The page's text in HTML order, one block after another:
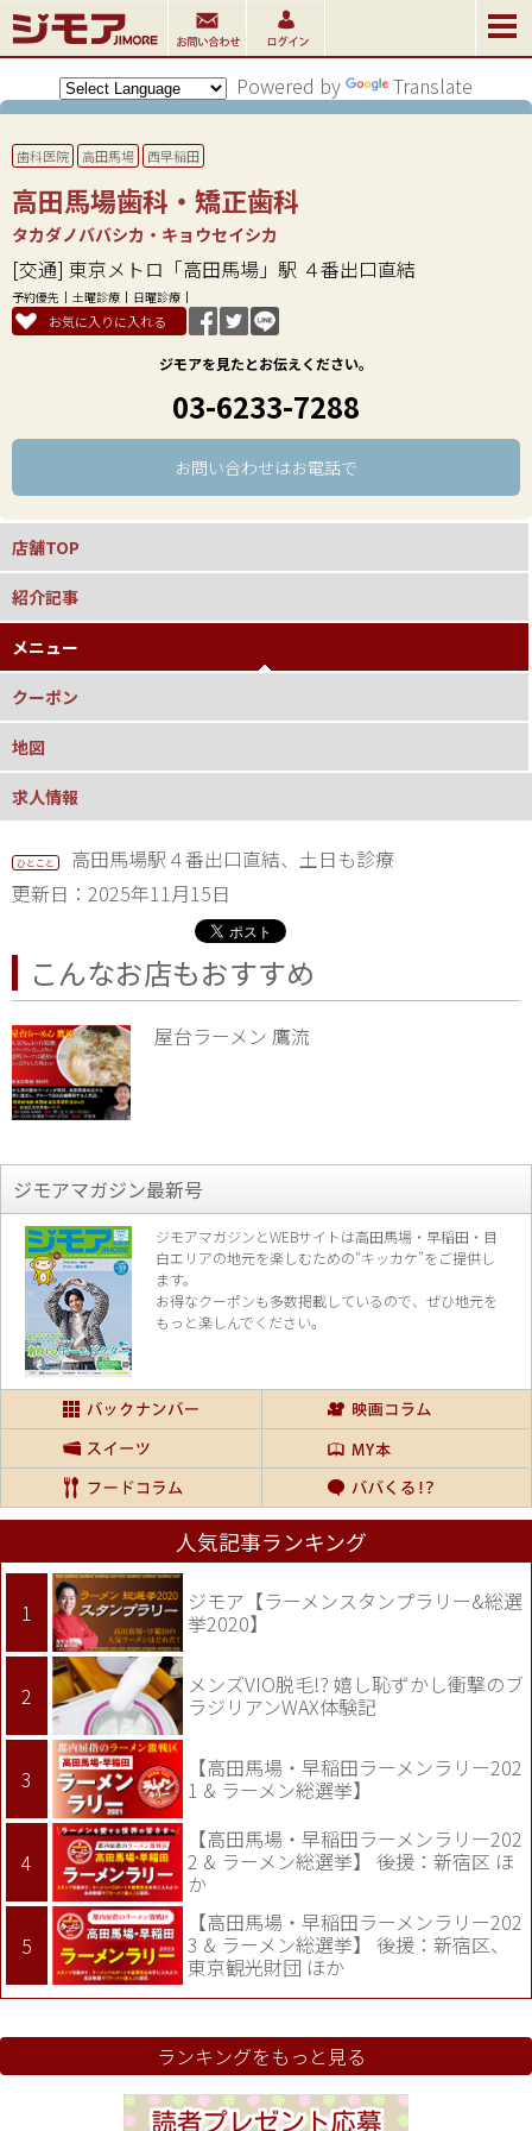
Powered by Translate
歯科医院 高田馬場 西早稲田
高田馬場歯科・矯正歯科
タカダノババシカ・キョウセイシカ
[交通] 東京メトロ「高田馬場」駅 ４番出口直結
予約優先 土曜診療 日曜診療
お気に入りに入れる
ジモアを見たとお伝えください。
03-6233-7288
お問い合わせはお電話で
店舗TOP
紹介記事
メニュー
クーポン
地図
求人情報
ひとこと
高田馬場駅４番出口直結、土日も診療
更新日：2025年11月15日
こんなお店もおすすめ
屋台ラーメン 鷹流
ジモアマガジン最新号
ジモアマガジンとWEBサイトは高田馬場・早稲田・目
白エリアの地元を楽しむための“キッカケ”をご提供し
ます。
お得なクーポンも多数掲載しているので、 ぜひ地元を
もっと楽しんでください。
人気記事ランキング
ジモア【ラーメンスタンプラリー&総選
挙2020】
メンズVIO脱毛!? 嬉し恥ずかし衝撃のブ
ラジリアンWAX体験記
【高田馬場・早稲田ラーメンラリー202
1 & ラーメン総選挙】
【高田馬場・早稲田ラーメンラリー202
2 & ラーメン総選挙】 後援：新宿区 ほ
か
【高田馬場・早稲田ラーメンラリー202
3 & ラーメン総選挙】 後援：新宿区、
東京観光財団 ほか
ランキングをもっと見る